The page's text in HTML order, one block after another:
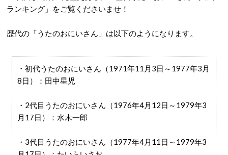
ランキング」をご覧くださいませ！
歴代の「うたのおにいさん」は以下のようになります。
・初代うたのおにいさん（1971年11月3日～1977年3月
8日）：田中星児
・2代目うたのおにいさん（1976年4月12日～1979年3
月17日）：水木一郎
・3代目うたのおにいさん（1977年4月11日～1979年3